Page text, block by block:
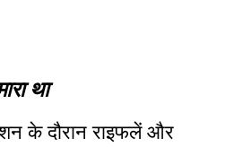
था
के दौरान राइफलें और